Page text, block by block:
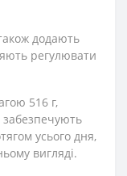
додають
регулювати
516 г,
усього дня,
вигляді.